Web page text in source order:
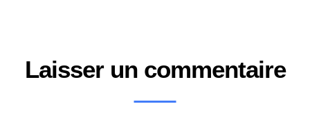
Laisser un commentaire